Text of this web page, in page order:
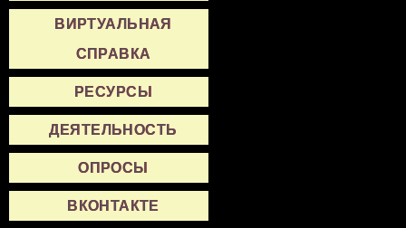
ВИРТУАЛЬНАЯ
СПРАВКА
РЕСУРСЫ
ДЕЯТЕЛЬНОСТЬ
ОПРОСЫ
ВКОНТАКТЕ